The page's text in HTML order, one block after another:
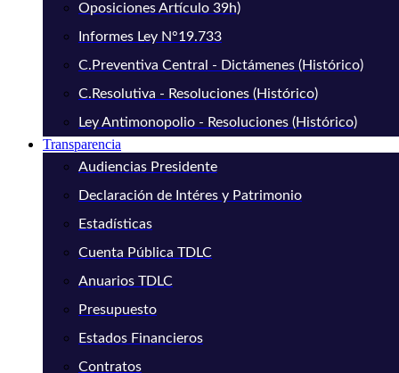
Oposiciones Artículo 39h)
Informes Ley N°19.733
C.Preventiva Central - Dictámenes (Histórico)
C.Resolutiva - Resoluciones (Histórico)
Ley Antimonopolio - Resoluciones (Histórico)
Transparencia
Audiencias Presidente
Declaración de Intéres y Patrimonio
Estadísticas
Cuenta Pública TDLC
Anuarios TDLC
Presupuesto
Estados Financieros
Contratos